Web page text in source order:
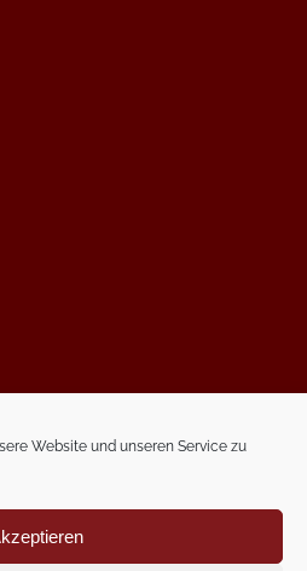
Website und unseren Service zu